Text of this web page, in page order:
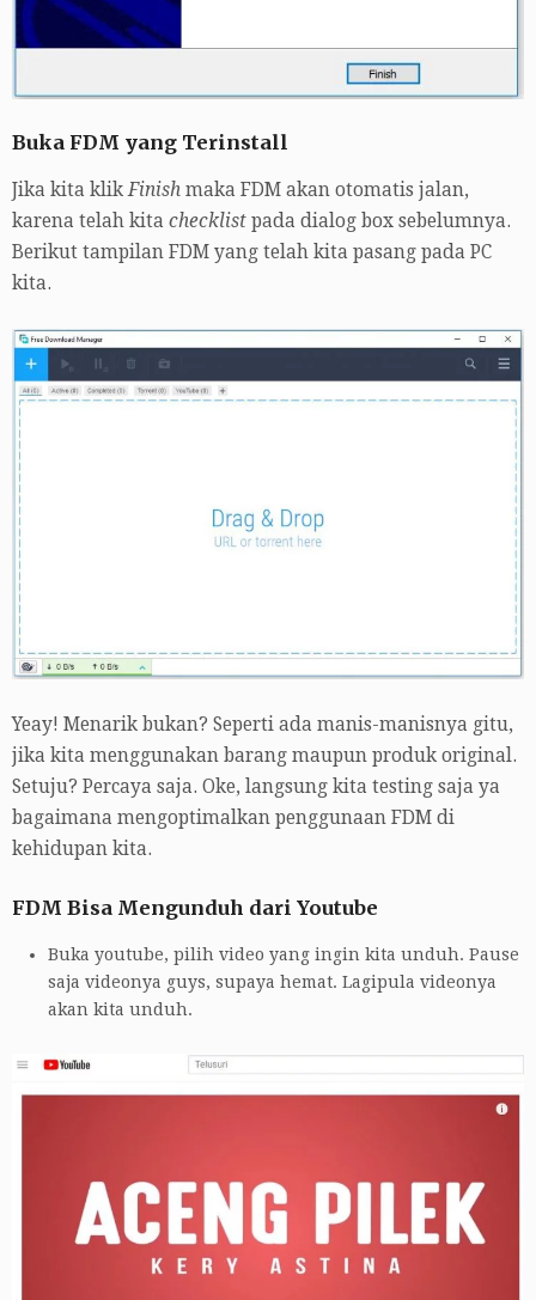
Buka FDM yang Terinstall
Jika kita klikFinish maka FDM akan otomatis jalan,
karena telah kita checklist pada dialog box sebelumnya.
Berikut tampilan FDM yang telah kita pasang pada PC
kita.
Yeay! Menarik bukan? Seperti ada manis-manisnya gitu,
jika kita menggunakan barang maupun produk original.
Setuju? Percaya saja. Oke, langsung kita testing saja ya
bagaimana mengoptimalkan penggunaan FDM di
kehidupan kita.
FDM Bisa Mengunduh dari Youtube
Buka youtube, pilih video yang ingin kita unduh. Pause
saja videonya guys, supaya hemat. Lagipula videonya
akan kita unduh.